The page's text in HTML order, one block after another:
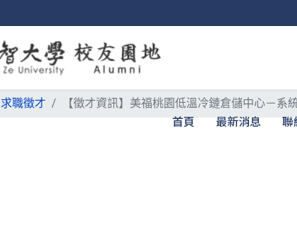
首頁 最新消息 聯
求職徵才 【徵才資訊】美福桃園低溫冷鏈倉儲中心－系